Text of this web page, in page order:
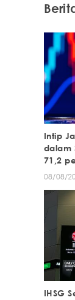
Intip
dalam
71,2
08/08/
IHSG